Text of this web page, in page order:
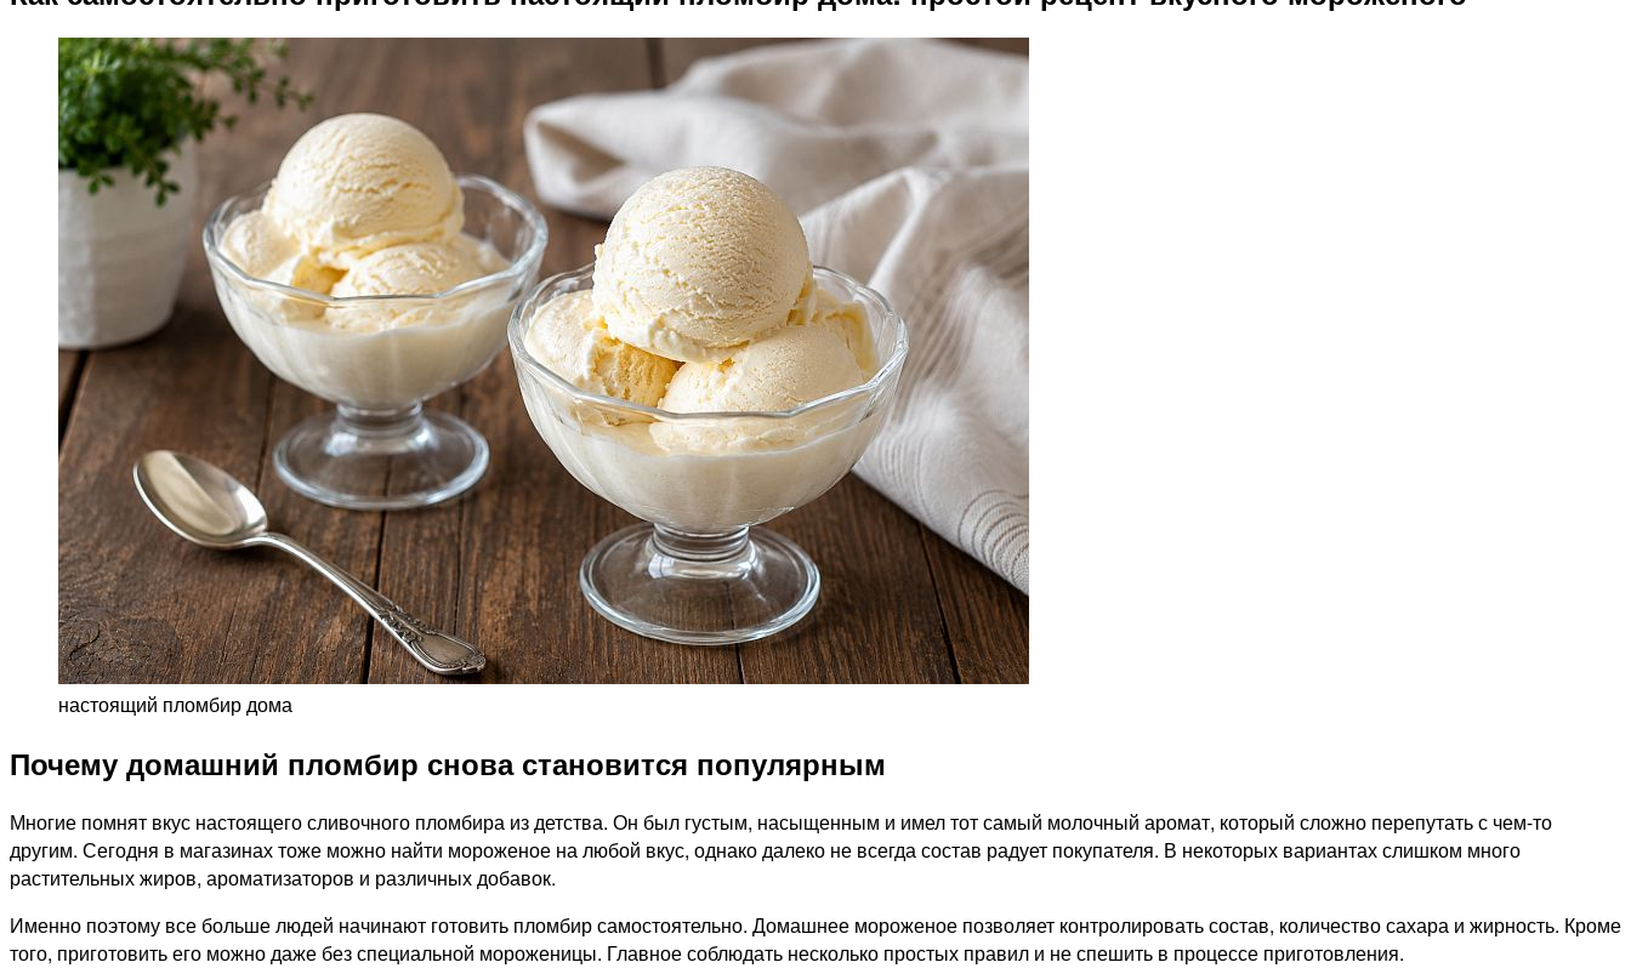
настоящий пломбир дома
Почему домашний пломбир снова становится популярным
Многие помнят вкус настоящего сливочного пломбира из детства. Он был густым, насыщенным и имел тот самый молочный аромат, который сложно перепутать с чем-то
другим. Сегодня в магазинах тоже можно найти мороженое на любой вкус, однако далеко не всегда состав радует покупателя. В некоторых вариантах слишком много
растительных жиров, ароматизаторов и различных добавок.
Именно поэтому все больше людей начинают готовить пломбир самостоятельно. Домашнее мороженое позволяет контролировать состав, количество сахара и жирность. Кроме
того, приготовить его можно даже без специальной мороженицы. Главное соблюдать несколько простых правил и не спешить в процессе приготовления.